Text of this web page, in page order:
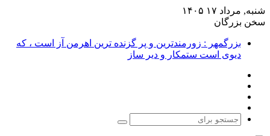
شنبه, مرداد ۱۷ ۱۴۰۵
سخن بزرگان
بزرگمهر : زورمندترین و پر گزنده ترین اهرمن آز است ، که
دیوی است ستمکار و دیر ساز
جستجو